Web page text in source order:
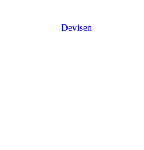
Devisen